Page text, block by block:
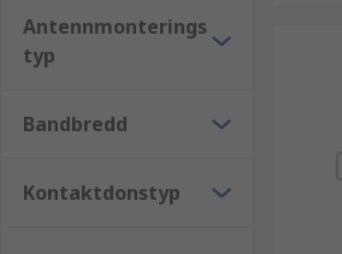
Antennmonterings
typ
Bandbredd
Kontaktdonstyp